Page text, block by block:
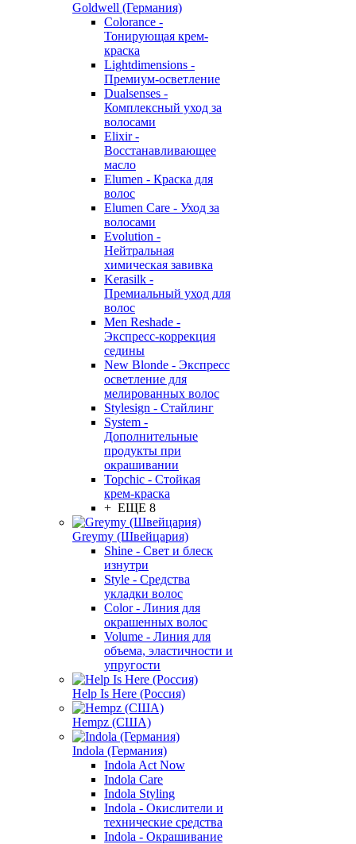
Goldwell (Германия)
Colorance -
Тонирующая крем-
краска
Lightdimensions -
Премиум-осветление
Dualsenses -
Комплексный уход за
волосами
Elixir -
Восстанавливающее
масло
Elumen - Краска для
волос
Elumen Care - Уход за
волосами
Evolution -
Нейтральная
химическая завивка
Kerasilk -
Премиальный уход для
волос
Men Reshade -
Экспресс-коррекция
седины
New Blonde - Экспресс
осветление для
мелированных волос
Stylesign - Стайлинг
System -
Дополнительные
продукты при
окрашивании
Topchic - Стойкая
крем-краска
+ ЕЩЕ 8
Greymy (Швейцария)
Shine - Свет и блеск
изнутри
Style - Средства
укладки волос
Color - Линия для
окрашенных волос
Volume - Линия для
объема, эластичности и
упругости
Help Is Here (Россия)
Hempz (США)
Indola (Германия)
Indola Act Now
Indola Care
Indola Styling
Indola - Окислители и
технические средства
Indola - Окрашивание